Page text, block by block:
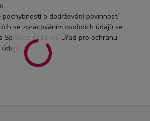
pochybností o dodržování povinností
se zpracováním osobních údajů se
Správce nebo na Úřad pro ochranu